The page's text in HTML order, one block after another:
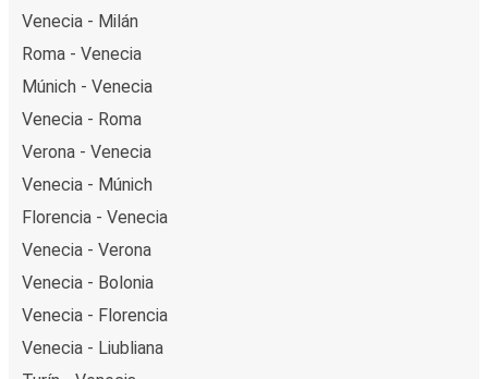
Venecia - Milán
Roma - Venecia
Múnich - Venecia
Venecia - Roma
Verona - Venecia
Venecia - Múnich
Florencia - Venecia
Venecia - Verona
Venecia - Bolonia
Venecia - Florencia
Venecia - Liubliana